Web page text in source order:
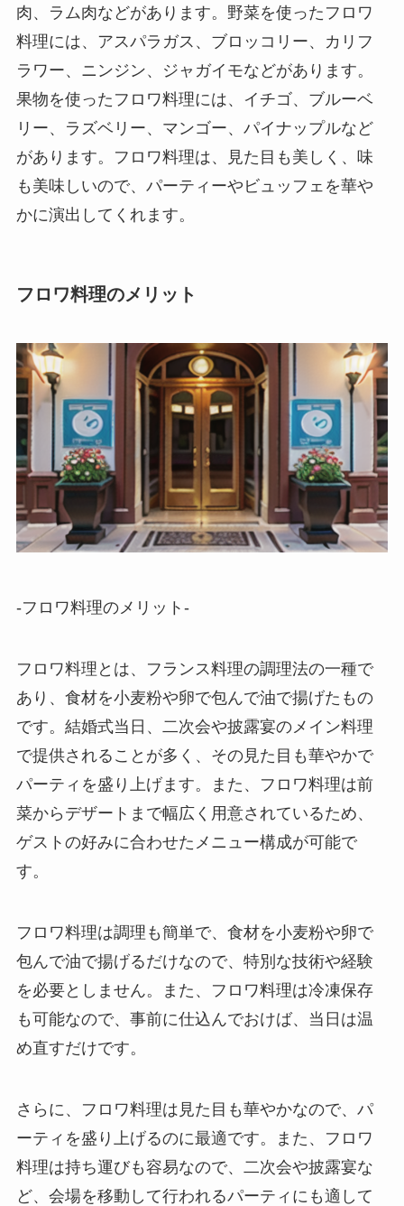
肉、ラム肉などがあります。野菜を使ったフロワ
料理には、アスパラガス、ブロッコリー、カリフ
ラワー、ニンジン、ジャガイモなどがあります。
果物を使ったフロワ料理には、イチゴ、ブルーベ
リー、ラズベリー、マンゴー、パイナップルなど
があります。フロワ料理は、見た目も美しく、味
も美味しいので、パーティーやビュッフェを華や
かに演出してくれます。
フロワ料理のメリット
-フロワ料理のメリット-
フロワ料理とは、フランス料理の調理法の一種で
あり、食材を小麦粉や卵で包んで油で揚げたもの
です。結婚式当日、二次会や披露宴のメイン料理
で提供されることが多く、その見た目も華やかで
パーティを盛り上げます。また、
フロワ料理は前
菜からデザートまで幅広く用意されているため、
ゲストの好みに合わせたメニュー構成が可能で
す。
フロワ料理は調理も簡単で、食材を小麦粉や卵で
包んで油で揚げるだけなので、特別な技術や経験
を必要としません。また、
フロワ料理は冷凍保存
も可能なので、事前に仕込んでおけば、当日は温
め直すだけです。
さらに、 フロワ料理は見た目も華やかなので、パ
ーティを盛り上げるのに最適です。また、
フロワ
料理は持ち運びも容易なので、二次会や披露宴な
ど、会場を移動して行われるパーティにも適して